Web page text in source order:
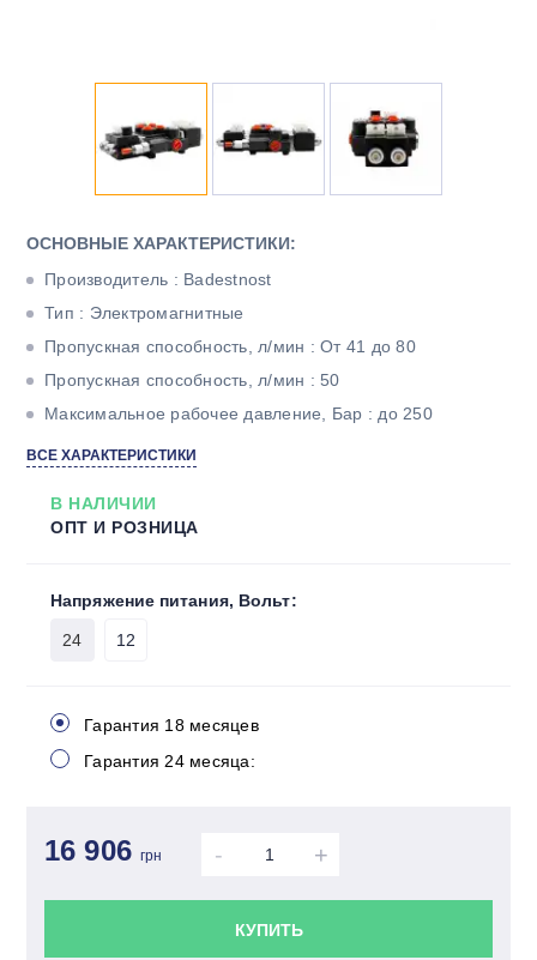
ОСНОВНЫЕ ХАРАКТЕРИСТИКИ:
Производитель : Badestnost
Тип : Электромагнитные
Пропускная способность, л/мин : От 41 до 80
Пропускная способность, л/мин : 50
Максимальное рабочее давление, Бар : до 250
Тип корпуса : Моноблочный
ВСЕ ХАРАКТЕРИСТИКИ
В НАЛИЧИИ
ОПТ И РОЗНИЦА
Напряжение питания, Вольт:
24 12
Гарантия 18 месяцев
Гарантия 24 месяца:
16 906грн - +
КУПИТЬ